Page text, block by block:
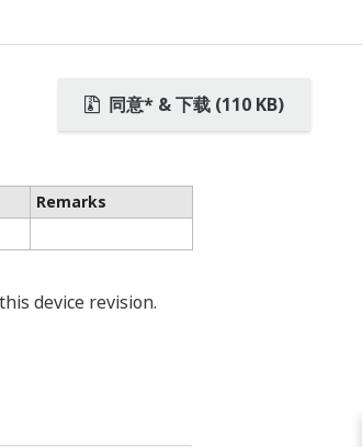
同意* & 下载 (110 KB)
Remarks
device revision.